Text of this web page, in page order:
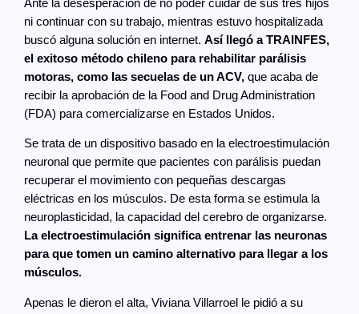
Ante la desesperación de no poder cuidar de sus tres hijos
ni continuar con su trabajo, mientras estuvo hospitalizada
buscó alguna solución en internet.Así llegó a TRAINFES,
el exitoso método chileno para rehabilitar parálisis
motoras, como las secuelas de un ACV, que acaba de
recibir la aprobación de la Food and Drug Administration
(FDA) para comercializarse en Estados Unidos.
Se trata de un dispositivo basado en la electroestimulación
neuronal que permite que pacientes con parálisis puedan
recuperar el movimiento con pequeñas descargas
eléctricas en los músculos. De esta forma se estimula la
neuroplasticidad, la capacidad del cerebro de organizarse.
La electroestimulación significa entrenar las neuronas
para que tomen un camino alternativo para llegar a los
músculos.
Apenas le dieron el alta, Viviana Villarroel le pidió a su